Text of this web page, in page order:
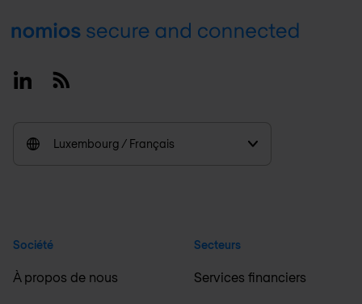
Footer
LinkedinRSS
Luxembourg / Français
Société
À propos de nous
Secteurs
Services financiers